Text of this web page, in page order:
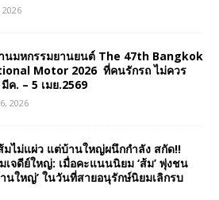
านมหกรรมยานยนต์ The 47th Bangkok
Motor 2026 ที่คนรักรถ ไม่ควร
ค. – 5 เมย.2569
2026
ไม่แผ่ว แต่บ้านใหญ่ผนึกกำลัง สกัด!!
เจดีย์ใหญ่: เมื่อคะแนนนิยม ‘ส้ม’ พุ่งชน
านใหญ่’ ในวันที่สายอนุรักษ์นิยมเลิกรบ